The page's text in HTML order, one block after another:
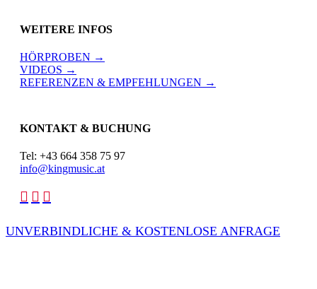
WEITERE INFOS
HÖRPROBEN →
VIDEOS →
REFERENZEN & EMPFEHLUNGEN →
KONTAKT & BUCHUNG
Tel: +43 664 358 75 97
info@kingmusic.at
  
UNVERBINDLICHE & KOSTENLOSE ANFRAGE